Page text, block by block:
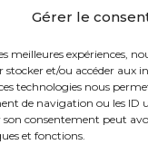
Gérer le
meilleures expériences,
stocker et/ou accéder aux
technologies nous
de navigation ou les ID
son consentement peut
et fonctions.